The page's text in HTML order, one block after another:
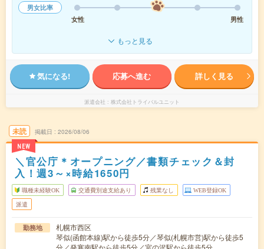
男女比率
女性
男性
もっと見る
気になる! 応募へ進む 詳しく見る
派遣会社 株式会社トライバルユニット
未読
NEW
掲載日 2026/08/06
＼官公庁＊オープニング／書類チェック＆封
入！週3～×時給1650円
職種未経験OK 交通費別途支給あり 残業なし WEB登録OK
派遣
勤務地
札幌市西区
琴似(函館本線)駅から徒歩5分／琴似(札幌市営)駅から徒歩5
分／発寒南駅から徒歩5分／宮の沢駅から徒歩5分